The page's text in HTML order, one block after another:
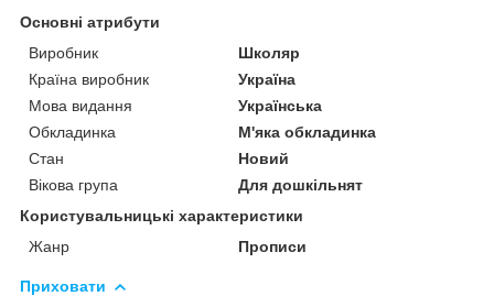
Основні атрибути
Виробник
Школяр
Країна виробник
Україна
Мова видання
Українська
Обкладинка
М'яка обкладинка
Стан
Новий
Вікова група
Для дошкільнят
Користувальницькі характеристики
Жанр
Прописи
Приховати